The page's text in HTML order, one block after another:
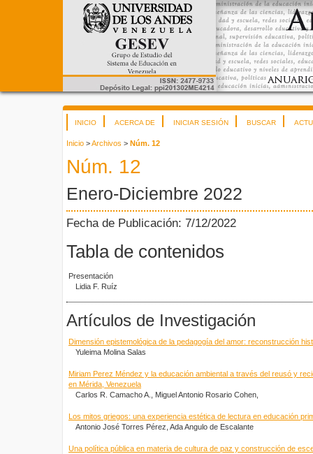
INICIO ACERCA DE INICIAR SESIÓN BUSCAR
Inicio >Archivos > Núm. 12
Núm. 12
Enero-Diciembre 2022
Fecha de Publicación: 7/12/2022
Tabla de contenidos
Presentación
Lidia F. Ruíz
Artículos de Investigación
Dimensión epistemológica de la pedagogía del amor: reconstrucción
Yuleima Molina Salas
Miriam Perez Méndez y la educación ambiental a través del reusó y
en Mérida, Venezuela
Carlos R. Camacho A., Miguel Antonio Rosario Cohen,
Los mitos griegos: una experiencia estética de lectura en educación
Antonio José Torres Pérez, Ada Angulo de Escalante
Una política pública en materia de cultura de paz y construcción de